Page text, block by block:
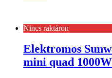
Nincs raktáron
Elektromos
mini quad